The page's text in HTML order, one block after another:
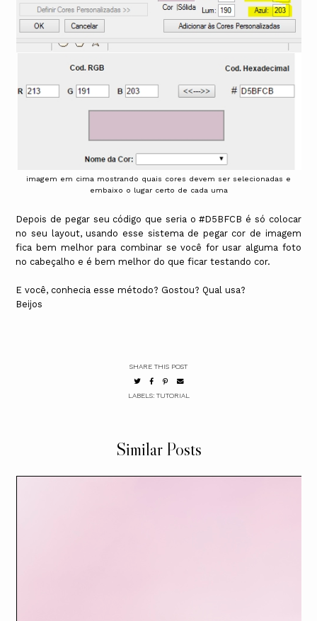
imagem em cima mostrando quais cores devem ser selecionadas e
embaixo o lugar certo de cada uma
Depois de pegar seu código que seria o #D5BFCB é só colocar
no seu layout, usando esse sistema de pegar cor de imagem
fica bem melhor para combinar se você for usar alguma foto
no cabeçalho e é bem melhor do que ficar testando cor.
E você, conhecia esse método? Gostou? Qual usa?
Beijos
SHARE THIS POST
LABELS: TUTORIAL
Similar Posts